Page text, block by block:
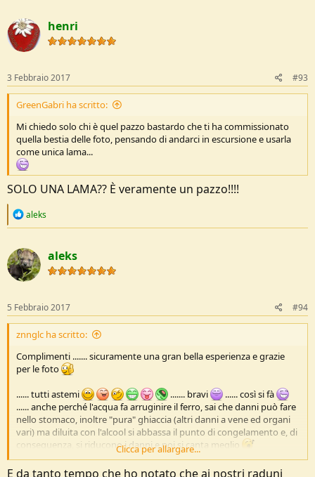
henri
3 Febbraio 2017 #93
GreenGabri ha scritto:
Mi chiedo solo chi è quel pazzo bastardo che ti ha commissionato
quella bestia delle foto, pensando di andarci in escursione e usarla
come unica lama...
SOLO UNA LAMA?? È veramente un pazzo!!!!
R
c
t
i
o
s
:
aleks
aleks
5 Febbraio 2017 #94
znnglc ha scritto:
Complimenti ....... sicuramente una gran bella esperienza e grazie
per le foto
...... tutti astemi
....... bravi
...... così si fà
...... anche perché l'acqua fa arruginire il ferro, sai che danni può fare
nello stomaco, inoltre "pura" ghiaccia (altri danni a vene ed organi
vari) ma diluita con l'alcool si abbassa il punto di congelamento e, di
conseguenza, si riducono i danni e poi si canta meglio
Ciao, Gianluca
Clicca per allargare...
E da tanto tempo che ho notato che ai nostri raduni